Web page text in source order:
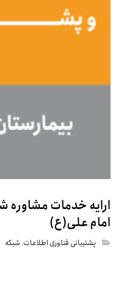
ارایه خدمات مشاوره
امام علی(ع)
پشتیبانی فناوری اطلاعات,شبکه